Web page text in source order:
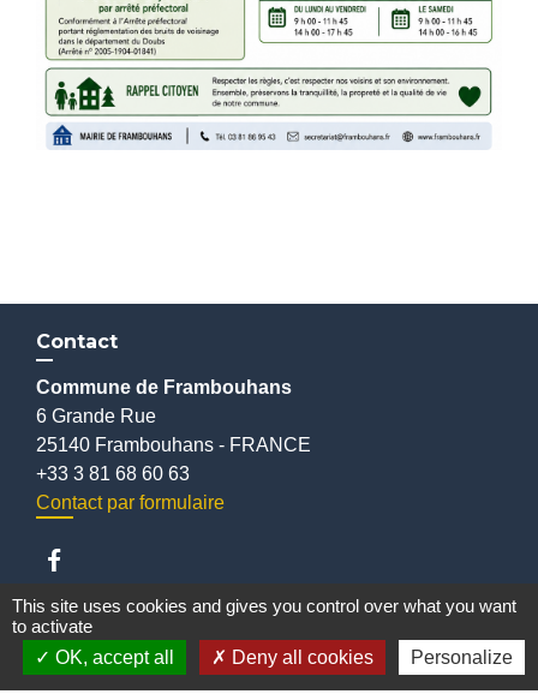
Contact
Commune de Frambouhans
6 Grande Rue
25140 Frambouhans - FRANCE
+33 3 81 68 60 63
Contact par formulaire
Liens
This site uses cookies and gives you control over what you want
to activate
OK, accept all
Deny all cookies Personalize